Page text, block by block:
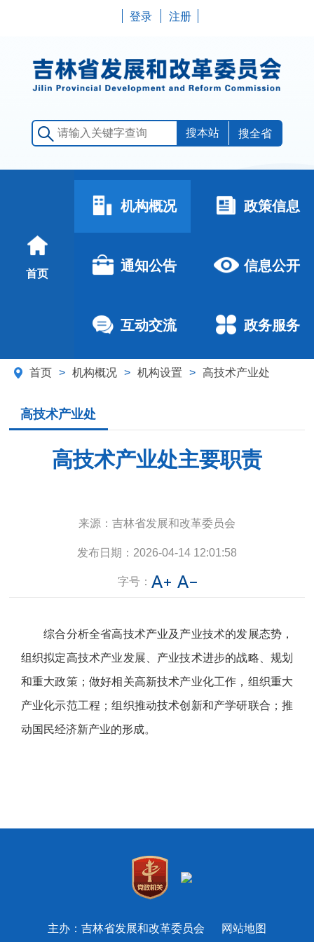
登录 注册
搜全省
首页
机构概况 政策信息
通知公告 信息公开
互动交流 政务服务
首页 > 机构概况 > 机构设置 > 高技术产业处
高技术产业处
高技术产业处主要职责
来源： 吉林省发展和改革委员会
发布日期： 2026-04-14 12:01:58
字号：
综合分析全省高技术产业及产业技术的发展态势，
组织拟定高技术产业发展、产业技术进步的战略、规划
和重大政策；做好相关高新技术产业化工作，组织重大
产业化示范工程；组织推动技术创新和产学研联合；推
动国民经济新产业的形成。
主办：吉林省发展和改革委员会 网站地图